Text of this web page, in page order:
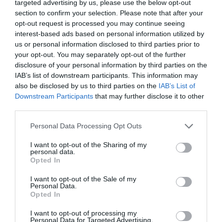
targeted advertising by us, please use the below opt-out
section to confirm your selection. Please note that after your
opt-out request is processed you may continue seeing
interest-based ads based on personal information utilized by
us or personal information disclosed to third parties prior to
your opt-out. You may separately opt-out of the further
disclosure of your personal information by third parties on the
IAB’s list of downstream participants. This information may
also be disclosed by us to third parties on the IAB’s List of
Downstream Participants that may further disclose it to other
Personal Data Processing Opt Outs
I want to opt-out of the Sharing of my
personal data.
Opted In
I want to opt-out of the Sale of my
Personal Data.
Opted In
I want to opt-out of processing my
Personal Data for Targeted Advertising.
καλλιτεχνική σκηνή.
Εικαστική διάσταση και αρχειακό υλικό, μέσα από
διαφημιστικές καταχωρήσεις, μακέτες ταινιών και
θεατρικών προγραμμάτων του παλιού ελληνικού
κινηματογράφου, που αποτελούν αναπόσπαστο
κομμάτι της αισθητικής και ιστορικής μνήμης της
εποχής, φωτίζοντας την εξέλιξη της προβολής και
της δημιουργικής επικοινωνίας της τέχνης με το
κοινό.
Ανάδειξη της πολυκύμαντης ζωής και του έργου
της Μέμας Σταθοπούλου, απαντήσεις για την
στον κολοφώνα της δόξας της.
Ταυτόχρονα, η έκδοση αποτελεί πολύτιμο εργαλείο
πολιτιστικής αναφοράς, τιμώντας τη μνήμη της Μέμας
και κινηματογραφική κληρονομιά και καταγράφοντας
μια εποχή που διαμόρφωσε την τέχνη και την κοινωνία